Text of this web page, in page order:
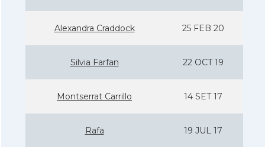
Alexandra Craddock 25 FEB 20
Silvia Farfan 22 OCT 19
Montserrat Carrillo 14 SET 17
Rafa 19 JUL 17